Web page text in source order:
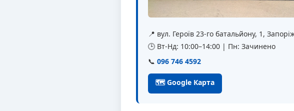
📍 вул. Героїв 23-го батальйону, 1,
🕒 Вт-Нд: 10:00–14:00 | Пн: Зачинено
📞 096 746 4592
🗺 Google Карта